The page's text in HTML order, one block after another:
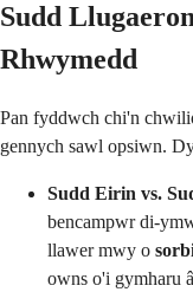
Sudd
Rhwymedd
Pan fyddwch chi'n
gennych sawl opsiwn.
Sudd Eirin vs.
bencampwr di-
llawer mwy o
owns o'i gymharu